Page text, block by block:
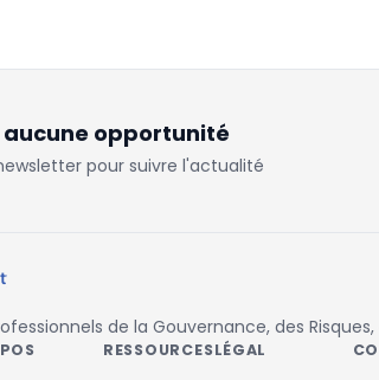
aucune opportunité
pour suivre l'actualité
de la Gouvernance, des
RESSOURCESLÉGAL